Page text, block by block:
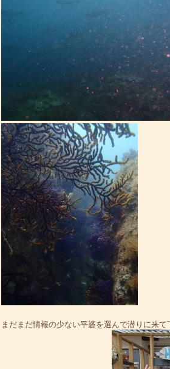
まだまだ情報の少ない平碆を選んで潜りに来